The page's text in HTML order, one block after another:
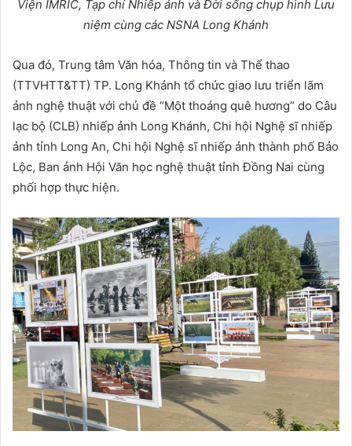
Viện IMRIC, Tạp chí Nhiếp ảnh và Đời sống chụp hình Lưu
niệm cùng các NSNA Long Khánh
Qua đó, Trung tâm Văn hóa, Thông tin và Thể thao
(TTVHTT&TT) TP. Long Khánh tổ chức giao lưu triển lãm
ảnh nghệ thuật với chủ đề “Một thoáng quê hương” do Câu
lạc bộ (CLB) nhiếp ảnh Long Khánh, Chi hội Nghệ sĩ nhiếp
ảnh tỉnh Long An, Chi hội Nghệ sĩ nhiếp ảnh thành phố Bảo
Lộc, Ban ảnh Hội Văn học nghệ thuật tỉnh Đồng Nai cùng
phối hợp thực hiện.